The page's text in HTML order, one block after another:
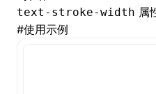
text-stroke-width 属
#使用示例